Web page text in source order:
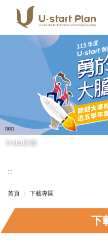
U-start計畫
:::
首頁 下載專區
下